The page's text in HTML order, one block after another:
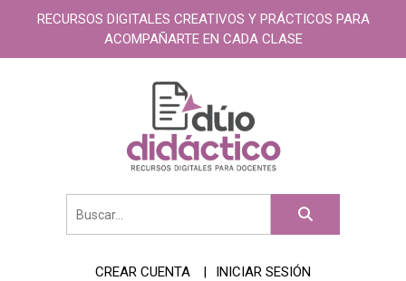
RECURSOS DIGITALES CREATIVOS Y PRÁCTICOS PARA
ACOMPAÑARTE EN CADA CLASE
CREAR CUENTA INICIAR SESIÓN